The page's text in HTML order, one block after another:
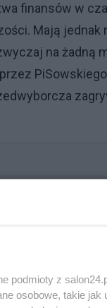
finansów w
Mają jednak
na żadną
podmioty z
osobowe, takie jak